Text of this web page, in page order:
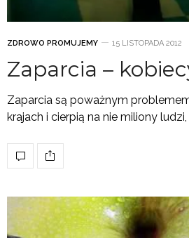
ZDROWO PROMUJEMY 15 LISTOPADA 2012
Zaparcia –
Zaparcia są poważnym
krajach i cierpią na nie miliony